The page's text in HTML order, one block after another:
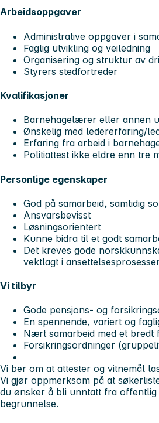
Arbeidsoppgaver
Administrative oppgaver i
Faglig utvikling og veiledning
Organisering og struktur av
Styrers stedfortreder
Kvalifikasjoner
Barnehagelærer eller annen
Ønskelig med ledererfaring/
Erfaring fra arbeid i
Politiattest ikke eldre enn tre
Personlige egenskaper
God på samarbeid, samtidig
Ansvarsbevisst
Løsningsorientert
Kunne bidra til et godt
Det kreves gode
vektlagt i
Vi tilbyr
Gode pensjons- og
En spennende, variert og
Nært samarbeid med et bredt
Forsikringsordninger
Vi ber om at attester og vitnemål
Vi gjør oppmerksom på at
du ønsker å bli unntatt fra offentlig
begrunnelse.